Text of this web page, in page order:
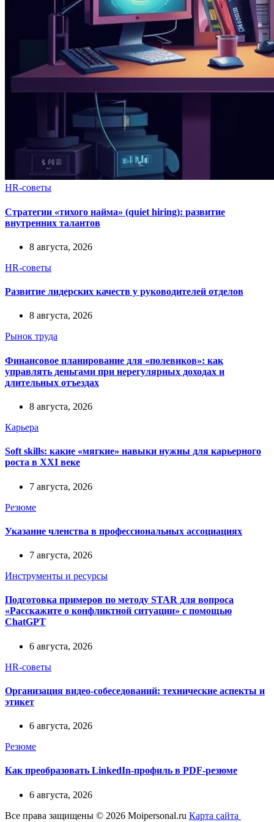
HR-советы
Стратегии «тихого найма» (quiet hiring): развитие
внутренних талантов
8 августа, 2026
HR-советы
Развитие лидерских качеств у руководителей отделов
8 августа, 2026
Рынок труда
Финансовое планирование для «полевиков»: как
управлять деньгами при нерегулярных доходах и
длительных отъездах
8 августа, 2026
Карьера
Soft skills: какие «мягкие» навыки нужны для карьерного
роста в XXI веке
7 августа, 2026
Резюме
Указание членства в профессиональных ассоциациях
7 августа, 2026
Инструменты и ресурсы
Подготовка примеров по методу STAR для вопроса
«Расскажите о конфликтной ситуации» с помощью
ChatGPT
6 августа, 2026
HR-советы
Организация видео-собеседований: технические аспекты и
этикет
6 августа, 2026
Резюме
Как преобразовать LinkedIn-профиль в PDF-резюме
6 августа, 2026
Все права защищены © 2026 Moipersonal.ru Карта сайта